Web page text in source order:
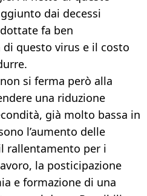
dai decessi
fa ben
questo virus e il costo
si ferma però alla
una riduzione
già molto bassa in
l’aumento delle
rallentamento per i
la posticipazione
e formazione di una